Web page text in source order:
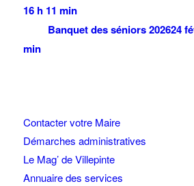
16 h 11 min
Banquet des séniors 202624
min
Contacter votre Maire
Démarches administratives
Le Mag’ de Villepinte
Annuaire des services